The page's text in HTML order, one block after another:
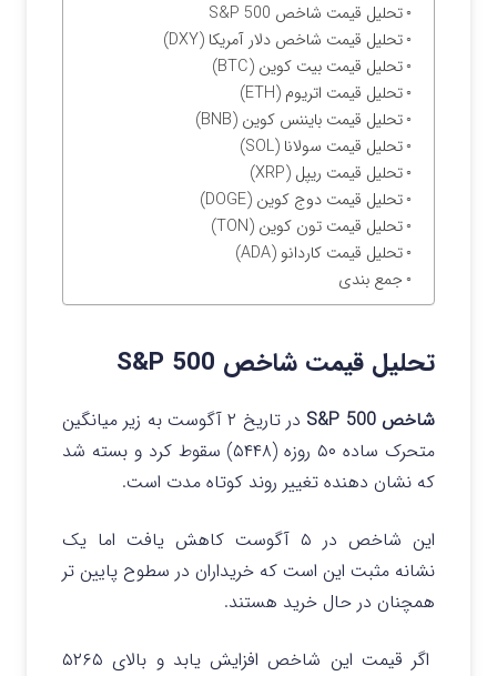
تحلیل قیمت شاخص S&P 500
تحلیل قیمت شاخص دلار آمریکا (DXY)
تحلیل قیمت بیت کوین (BTC)
تحلیل قیمت اتریوم (ETH)
تحلیل قیمت بایننس کوین (BNB)
تحلیل قیمت سولانا (SOL)
تحلیل قیمت ریپل (XRP)
تحلیل قیمت دوج کوین (DOGE)
تحلیل قیمت تون کوین (TON)
تحلیل قیمت کاردانو (ADA)
جمع بندی
تحلیل قیمت شاخص S&P 500
شاخص S&P 500
در تاریخ ۲ آگوست به زیر میانگین
متحرک ساده ۵۰ روزه (۵۴۴۸) سقوط کرد و بسته شد
که نشان دهنده تغییر روند کوتاه مدت است.
این شاخص در ۵ آگوست کاهش یافت اما یک
نشانه مثبت این است که خریداران در سطوح پایین تر
همچنان در حال خرید هستند.
اگر قیمت این شاخص افزایش یابد و بالای ۵۲۶۵